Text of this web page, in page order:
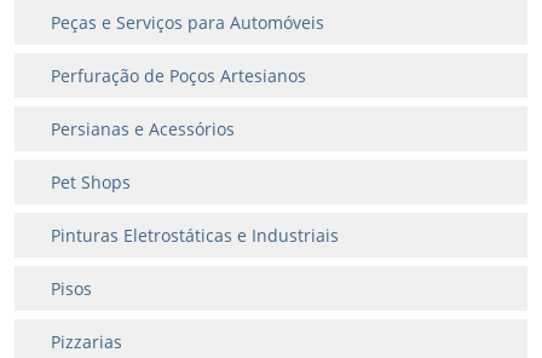
Peças e Serviços para Automóveis
Perfuração de Poços Artesianos
Persianas e Acessórios
Pet Shops
Pinturas Eletrostáticas e Industriais
Pisos
Pizzarias